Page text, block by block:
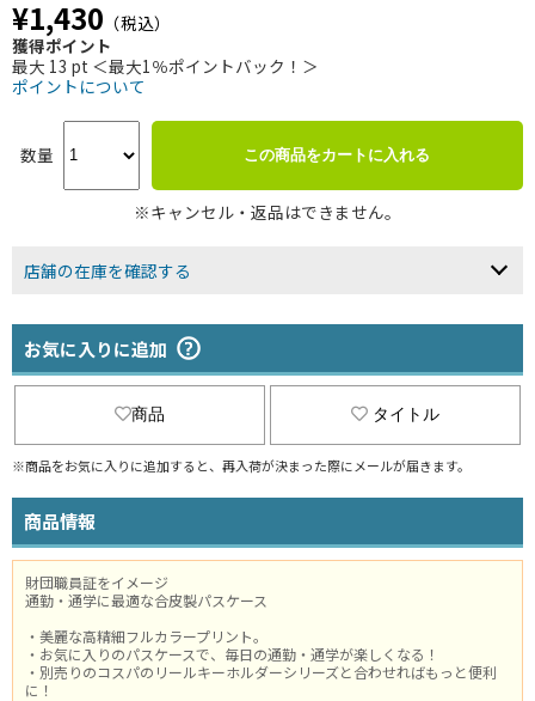
¥1,430 （税込）
獲得ポイント
最大 13 pt ＜最大1％ポイントバック！＞
ポイントについて
数量 この商品をカートに入れる
※キャンセル・返品はできません。
店舗の在庫を確認する
お気に入りに追加
商品 タイトル
※商品をお気に入りに追加すると、再入荷が決まった際にメールが届きます。
商品情報
財団職員証をイメージ
通勤・通学に最適な合皮製パスケース
・美麗な高精細フルカラープリント。
・お気に入りのパスケースで、毎日の通勤・通学が楽しくなる！
・別売りのコスパのリールキーホルダーシリーズと合わせればもっと便利
に！